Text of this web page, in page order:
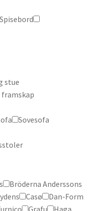
Spisebord
stue
Sovesofa
Bröderna Anderssons
Casø
Dan-Form